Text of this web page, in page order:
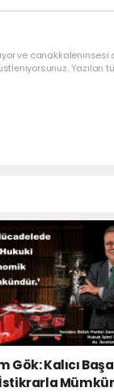
ve
Gök: Kalıcı